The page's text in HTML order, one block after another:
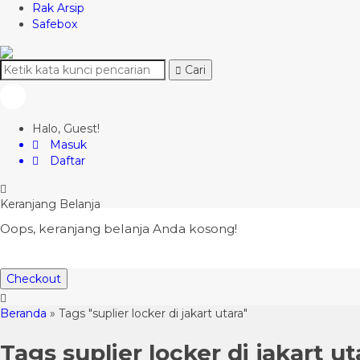
Rak Arsip
Safebox
Cari
Halo, Guest!
Masuk
Daftar
Keranjang Belanja
Oops, keranjang belanja Anda kosong!
Checkout
Beranda » Tags "suplier locker di jakart utara"
Tags suplier locker di jakart